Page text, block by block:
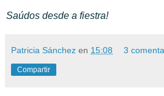
Saúdos desde a fiestra!
Patricia Sánchez en 15:08 3
Compartir